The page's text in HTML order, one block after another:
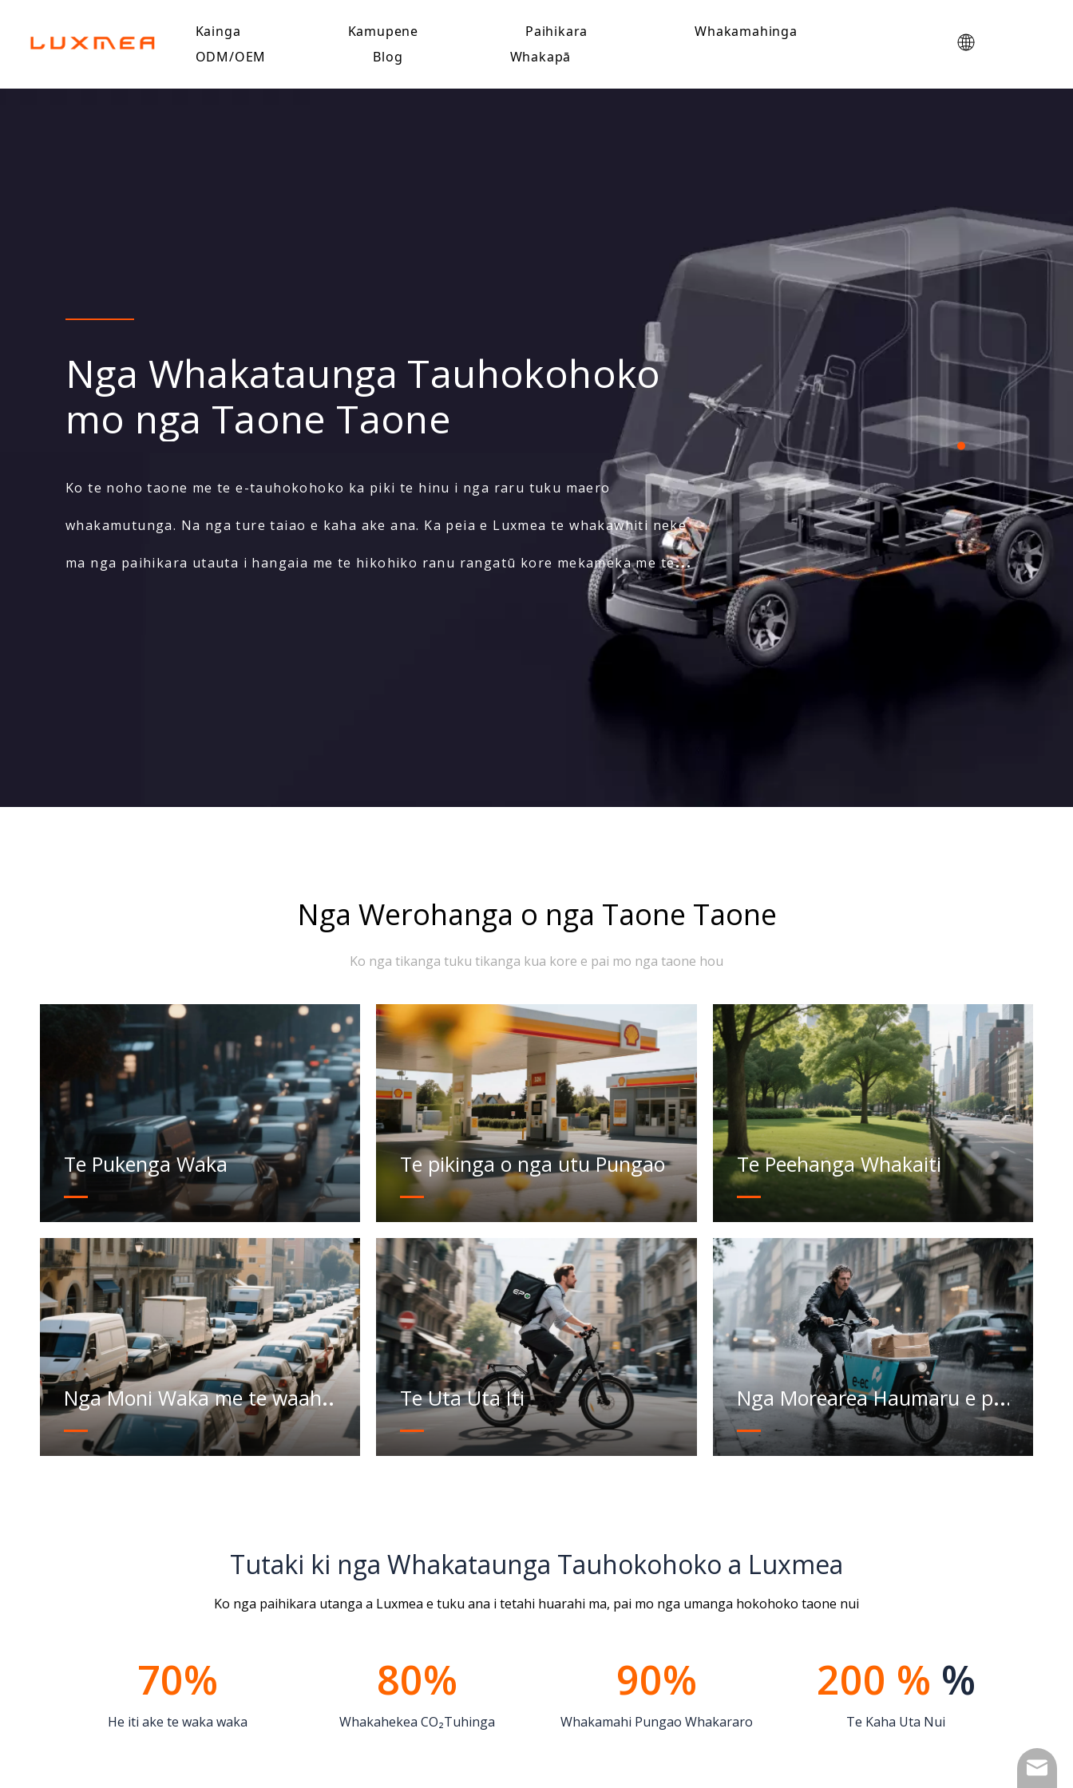
Kainga Kamupene Paihikara
Whakamahinga
ODM/OEM
Blog Whakapā
Nga Whakataunga Tauhokohoko
mo nga Taone Taone
Ko te noho taone me te e-tauhokohoko ka piki te hinu i nga raru tuku maero
whakamutunga. Na nga ture taiao e kaha ake ana. Ka peia e Luxmea te whakawhiti neke
ma nga paihikara utauta i hangaia me te hikohiko ranu rangatū kore mekameka me te
hoahoa tauira. Ka taea e a maatau otinga arumoni te whakauru ngawari, ngawari puta
Nga Werohanga o nga Taone Taone
Ko nga tikanga tuku tikanga kua kore e pai mo nga taone hou
Te Pukenga Waka Te pikinga o nga utu Pungao Te Peehanga Whakaiti
Nga Moni Waka me te waahi
iti
Te Uta Uta Iti
Nga Morearea Haumaru e pa
ana ki te rangi
Tutaki ki nga Whakataunga Tauhokohoko a Luxmea
Ko nga paihikara utanga a Luxmea e tuku ana i tetahi huarahi ma, pai mo nga umanga hokohoko taone nui
70%
He iti ake te waka waka
80%
Whakahekea CO₂Tuhinga
90%
Whakamahi Pungao Whakararo
200 % %
Te Kaha Uta Nui